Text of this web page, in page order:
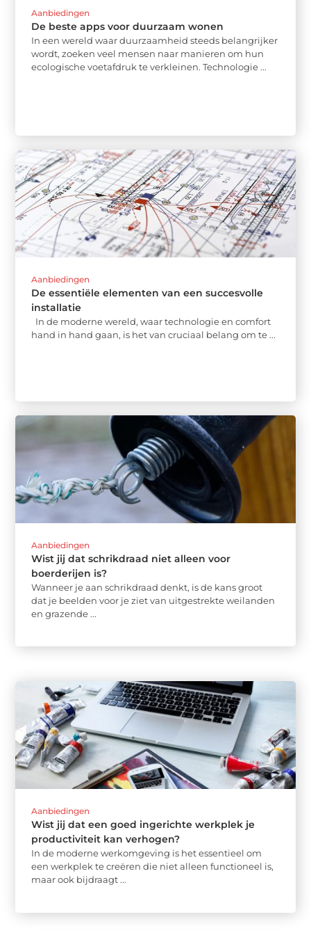
Aanbiedingen
De beste apps voor duurzaam wonen
In een wereld waar duurzaamheid steeds belangrijker
wordt, zoeken veel mensen naar manieren om hun
ecologische voetafdruk te verkleinen. Technologie ...
Aanbiedingen
De essentiële elementen van een succesvolle
installatie
In de moderne wereld, waar technologie en comfort
hand in hand gaan, is het van cruciaal belang om te ...
Aanbiedingen
Wist jij dat schrikdraad niet alleen voor
boerderijen is?
Wanneer je aan schrikdraad denkt, is de kans groot
dat je beelden voor je ziet van uitgestrekte weilanden
en grazende ...
Aanbiedingen
Wist jij dat een goed ingerichte werkplek je
productiviteit kan verhogen?
In de moderne werkomgeving is het essentieel om
een werkplek te creëren die niet alleen functioneel is,
maar ook bijdraagt ...